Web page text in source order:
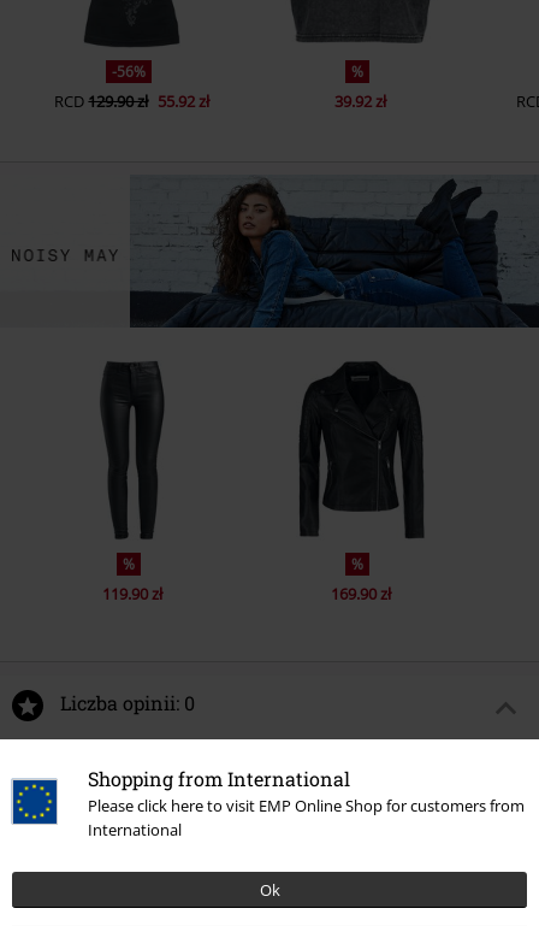
Shopping from International
Please click here to visit EMP Online Shop for customers from
International
Ok
-56%
RCD129.90 zł 55.92 zł
%
39.92 zł
%
119.90 zł
%
169.90 zł
Liczba opinii: 0
Napisz opinię o: Callie HW Skinny Jeans
Napisz opinię